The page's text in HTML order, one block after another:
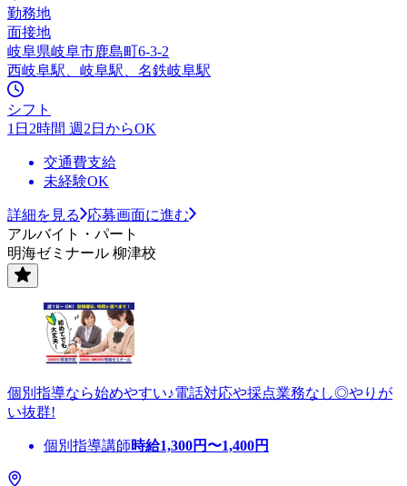
勤務地
面接地
岐阜県岐阜市鹿島町6-3-2
西岐阜駅、岐阜駅、名鉄岐阜駅
シフト
1日2時間 週2日からOK
交通費支給
未経験OK
詳細を見る
応募画面に進む
アルバイト・パート
明海ゼミナール 柳津校
個別指導なら始めやすい♪電話対応や採点業務なし◎やりが
い抜群!
個別指導講師時給1,300円〜1,400円